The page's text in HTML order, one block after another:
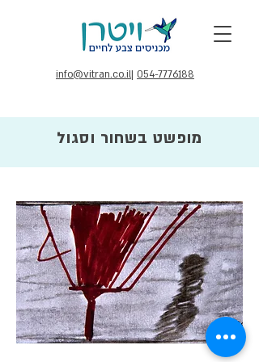
info@vitran.co.il| 054-7776188
מופשט בשחור וסגול